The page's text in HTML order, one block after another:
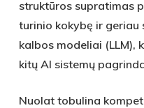
struktūros supratimas
turinio kokybę ir geriau
kalbos modeliai (LLM),
kitų AI sistemų
Nuolat tobulina